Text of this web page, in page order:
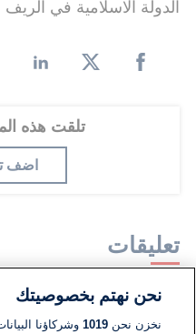
الدولة الاسلامية في
تلقت هذه المقالة
اضف
تعليقات
لا توجد تعليقات مكتوبة
نحن نهتم بخصوصيتك
نخزن نحن1019 وشركاؤنا